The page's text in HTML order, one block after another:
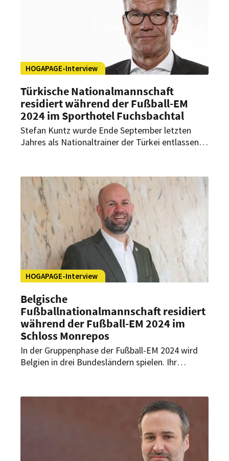
HOGAPAGE-Interview
Türkische Nationalmannschaft
residiert während der Fußball-EM
2024 im Sporthotel Fuchsbachtal
Stefan Kuntz wurde Ende September letzten
Jahres als Nationaltrainer der Türkei entlassen.
souverän für die Fußball-EM 2024 zu
qualifizieren. Ihr Quartier schlagen die Türken
dabei im Sporthotel Fuchsbachtal in
Barsinghausen bei Hannover auf. Geschäftsführer
Bernd Dierßen erklärt im exklusiven HOGAPAGE-
Interview, wie die Türken hier wohnen werden.
HOGAPAGE-Interview
Belgische
Fußballnationalmannschaft residiert
während der Fußball-EM 2024 im
Schloss Monrepos
In der Gruppenphase der Fußball-EM 2024 wird
Belgien in drei Bundesländern spielen. Ihr
genauer im Schlosshotel Monrepos in
Ludwigsburg. Hoteldirektor Felix Sommerrock
stellt das Haus im Rahmen der exklusiven EM-
Interviewreihe von HOGAPAGE vor und gibt einen
Einblick, was die Fußballspieler erwarten dürfen.